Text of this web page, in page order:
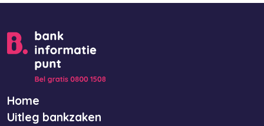
Home
Uitleg bankzaken